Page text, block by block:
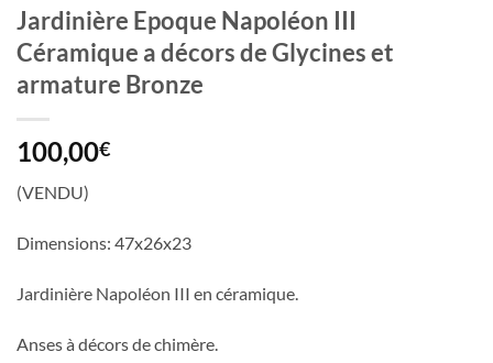
Jardinière Epoque Napoléon III
Céramique a décors de Glycines et
armature Bronze
100,00€
(VENDU)
Dimensions: 47x26x23
Jardinière Napoléon III en céramique.
Anses à décors de chimère.